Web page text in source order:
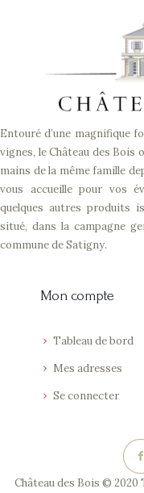
Entouré d’une magnifique
vignes, le Château des Bois
mains de la même famille
vous accueille pour vos
quelques autres produits
situé, dans la campagne
commune de Satigny.
Mon compte
Tableau de bord
Mes adresses
Se connecter
Château des Bois ©